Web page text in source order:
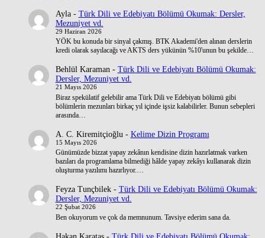
Ayla- Türk Dili ve Edebiyatı Bölümü Okumak: Dersler,
Mezuniyet vd.
29 Haziran 2026
YÖK bu konuda bir sinyal çakmış. BTK Akademi'den alınan derslerin
kredi olarak sayılacağı ve AKTS ders yükünün %10'unun bu şekilde…
Behlül Karaman- Türk Dili ve Edebiyatı Bölümü Okumak:
Dersler, Mezuniyet vd.
21 Mayıs 2026
Biraz spekülatif gelebilir ama Türk Dili ve Edebiyatı bölümü gibi
bölümlerin mezunları birkaç yıl içinde işsiz kalabilirler. Bunun sebepleri
arasında…
A. C. Kiremitçioğlu - Kelime Dizin Programı
15 Mayıs 2026
Günümüzde bizzat yapay zekânın kendisine dizin hazırlatmak varken
bazıları da programlama bilmediği hâlde yapay zekâyı kullanarak dizin
oluşturma yazılımı hazırlıyor.…
Feyza Tunçbilek- Türk Dili ve Edebiyatı Bölümü Okumak:
Dersler, Mezuniyet vd.
22 Şubat 2026
Ben okuyorum ve çok da memnunum. Tavsiye ederim sana da.